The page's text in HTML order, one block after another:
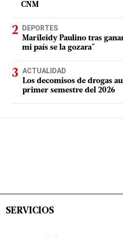
CNM
DEPORTES
Marileidy Paulino tras
mi país se la gozara"
ACTUALIDAD
Los decomisos de drogas
primer semestre del 2026
SERVICIOS